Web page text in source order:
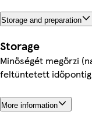
Storage and preparation
Storage
Minőségét megőrzi
feltüntetett
More information